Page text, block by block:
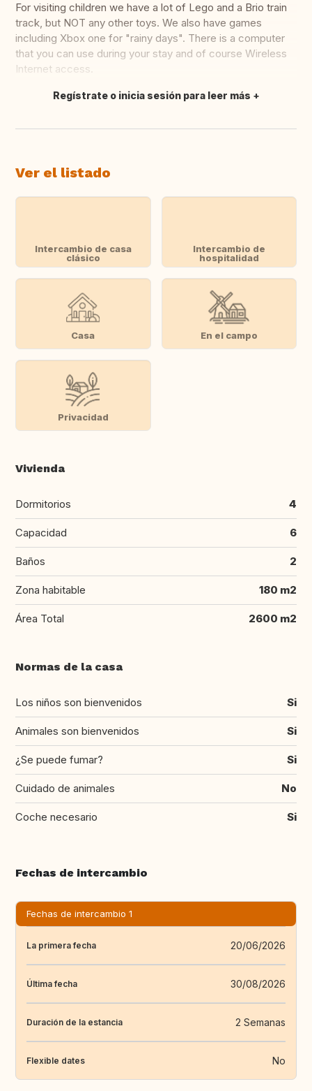
For visiting children we have a lot of Lego and a Brio train
track, but NOT any other toys. We also have games
including Xbox one for "rainy days". There is a computer
that you can use during your stay and of course Wireless
Internet access.
Traducir
Regístrate o inicia sesión para leer más
Ver el listado
Intercambio de casa
clásico
Intercambio de
hospitalidad
Casa En el campo
Privacidad
Vivienda
Dormitorios 4
Capacidad 6
Baños 2
Zona habitable 180 m2
Área Total 2600 m2
Normas de la casa
Los niños son bienvenidos Si
Animales son bienvenidos Si
¿Se puede fumar? Si
Cuidado de animales No
Coche necesario Si
Fechas de intercambio
Fechas de intercambio 1
La primera fecha 20/06/2026
Última fecha 30/08/2026
Duración de la estancia 2 Semanas
Flexible dates No